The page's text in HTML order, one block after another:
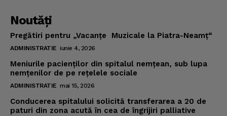
Noutăţi
Pregătiri pentru „Vacanţe Muzicale la Piatra-Neamţ“
ADMINISTRATIE iunie 4, 2026
Meniurile pacienţilor din spitalul nemţean, sub lupa
nemţenilor de pe reţelele sociale
ADMINISTRATIE mai 15, 2026
Conducerea spitalului solicită transferarea a 20 de
paturi din zona acută în cea de îngrijiri palliative